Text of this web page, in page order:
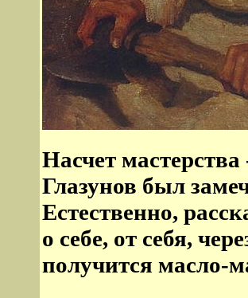
Насчет
Глазунов был
Естественно,
о себе, от себя,
получится масло-